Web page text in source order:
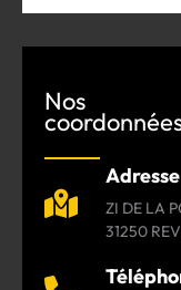
Nos
Adresse
ZI DE LA
31250